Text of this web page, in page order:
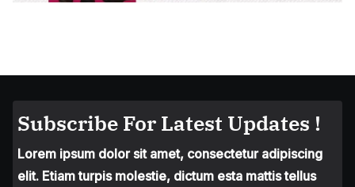
Subscribe For Latest Updates !
Lorem ipsum dolor sit amet, consectetur adipiscing
elit. Etiam turpis molestie, dictum esta mattis tellus